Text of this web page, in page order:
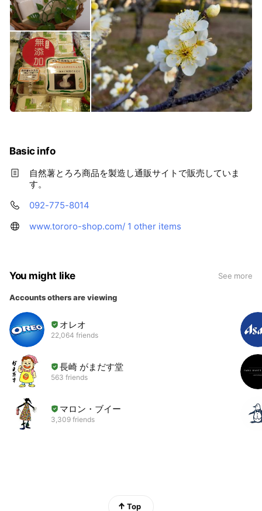
Basic info
自然薯とろろ商品を製造し通販サイトで販売していま
す。
092-775-8014
www.tororo-shop.com/ 1 other items
You might like See more
Accounts others are viewing
オレオ
22,064 friends
長崎 がまだす堂
563 friends
マロン・ブイー
3,309 friends
Top